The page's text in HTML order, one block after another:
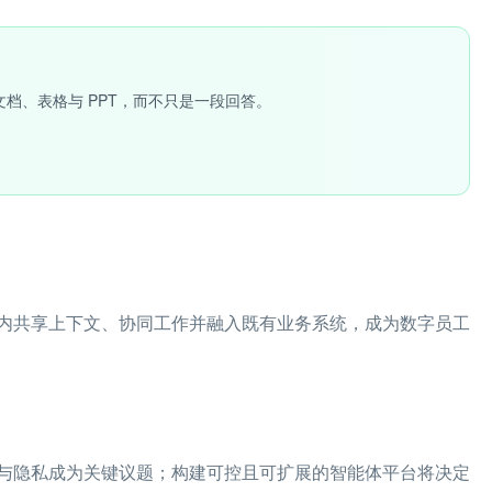
、表格与 PPT，而不只是一段回答。
享上下文、协同工作并融入既有业务系统，成为数字员工
私成为关键议题；构建可控且可扩展的智能体平台将决定